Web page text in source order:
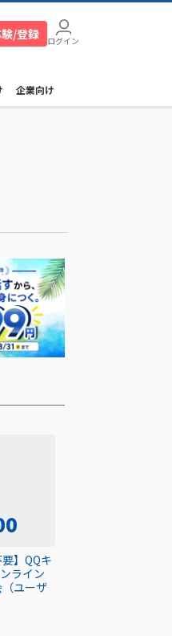
/登録 ログイン
企業向け
要】QQキ
ライン
ユーザ